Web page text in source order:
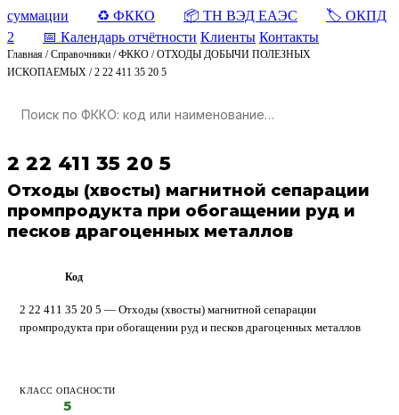
суммации
♻️ ФККО 📦 ТН ВЭД ЕАЭС
🏷️ ОКПД
2
📅 Календарь отчётности Клиенты Контакты
Главная /Справочники /ФККО /ОТХОДЫ ДОБЫЧИ ПОЛЕЗНЫХ
ИСКОПАЕМЫХ /2 22 411 35 20 5
2 22 411 35 20 5
Отходы (хвосты) магнитной сепарации
промпродукта при обогащении руд и
песков драгоценных металлов
Код
2 22 411 35 20 5 — Отходы (хвосты) магнитной сепарации
промпродукта при обогащении руд и песков драгоценных металлов
КЛАСС ОПАСНОСТИ
5